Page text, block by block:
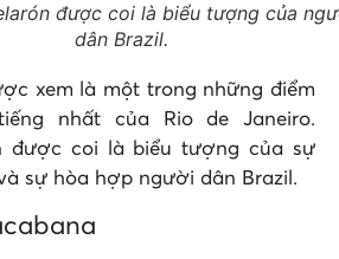
được coi là biểu tượng của
dân Brazil.
xem là một trong những điểm
nhất của Rio de Janeiro.
được coi là biểu tượng của sự
sự hòa hợp người dân Brazil.